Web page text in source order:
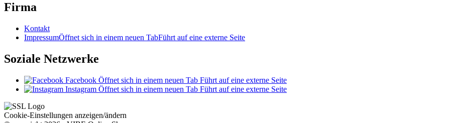
Firma
Kontakt
ImpressumÖffnet sich in einem neuen TabFührt auf eine externe Seite
Soziale Netzwerke
Facebook Öffnet sich in einem neuen Tab Führt auf eine externe Seite
Instagram Öffnet sich in einem neuen Tab Führt auf eine externe Seite
Cookie-Einstellungen anzeigen/ändern